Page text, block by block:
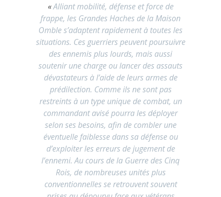
«Alliant mobilité, défense et force de
frappe, les Grandes Haches de la Maison
Omble s’adaptent rapidement à toutes les
situations. Ces guerriers peuvent poursuivre
des ennemis plus lourds, mais aussi
soutenir une charge ou lancer des assauts
dévastateurs à l’aide de leurs armes de
prédilection. Comme ils ne sont pas
restreints à un type unique de combat, un
commandant avisé pourra les déployer
selon ses besoins, afin de combler une
éventuelle faiblesse dans sa défense ou
d’exploiter les erreurs de jugement de
l’ennemi. Au cours de la Guerre des Cinq
Rois, de nombreuses unités plus
conventionnelles se retrouvent souvent